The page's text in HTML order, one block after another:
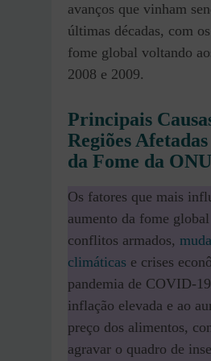
avanços que vinham
últimas décadas, com
fome global voltando
2008 e 2009.
Principais
Regiões
da Fome da ONU
Os fatores que mais
aumento da fome
conflitos armados,
climáticas e crises
pandemia de COVID-
inflação elevada e ao
preço dos alimentos,
agravar o quadro de